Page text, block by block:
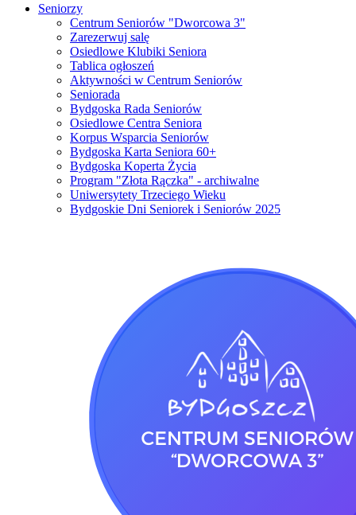
Seniorzy
Centrum Seniorów "Dworcowa 3"
Zarezerwuj salę
Osiedlowe Klubiki Seniora
Tablica ogłoszeń
Aktywności w Centrum Seniorów
Seniorada
Bydgoska Rada Seniorów
Osiedlowe Centra Seniora
Korpus Wsparcia Seniorów
Bydgoska Karta Seniora 60+
Bydgoska Koperta Życia
Program "Złota Rączka" - archiwalne
Uniwersytety Trzeciego Wieku
Bydgoskie Dni Seniorek i Seniorów 2025